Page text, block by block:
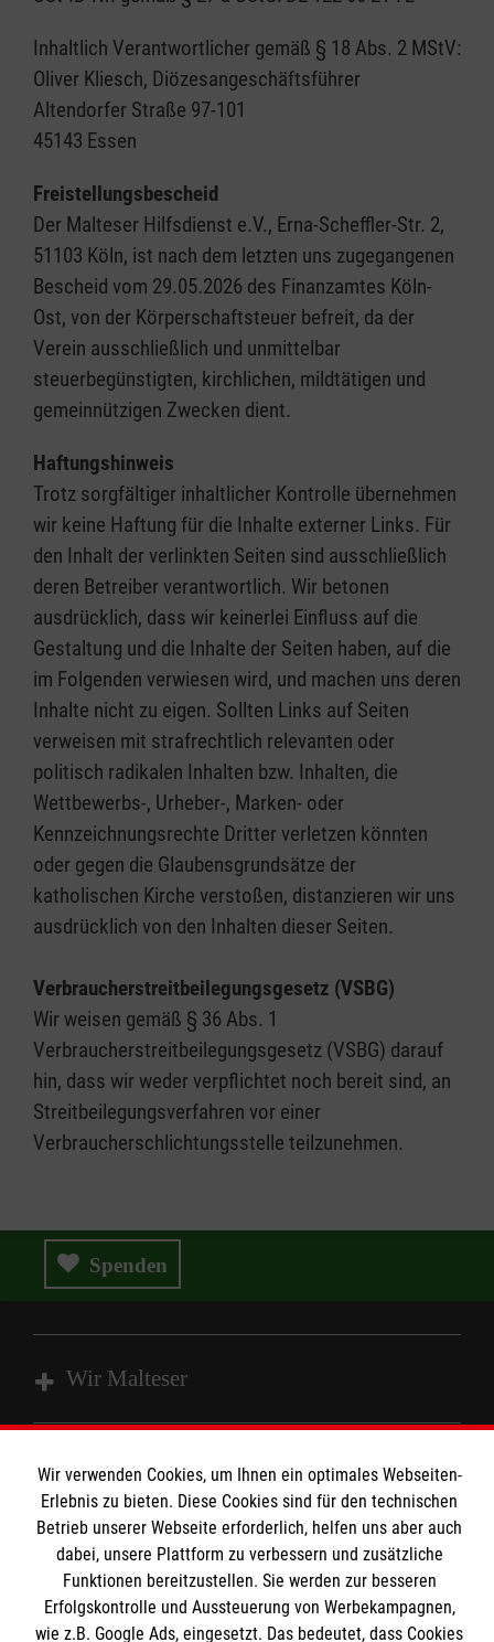
Inhaltlich Verantwortlicher gemäß § 18 Abs. 2 MStV:
Oliver Kliesch, Diözesangeschäftsführer
Altendorfer Straße 97-101
45143 Essen
Freistellungsbescheid
Der Malteser Hilfsdienst e.V., Erna-Scheffler-Str. 2,
51103 Köln, ist nach dem letzten uns zugegangenen
Bescheid vom 29.05.2026 des Finanzamtes Köln-
Ost, von der Körperschaftsteuer befreit, da der
Verein ausschließlich und unmittelbar
steuerbegünstigten, kirchlichen, mildtätigen und
gemeinnützigen Zwecken dient.
Haftungshinweis
Trotz sorgfältiger inhaltlicher Kontrolle übernehmen
wir keine Haftung für die Inhalte externer Links. Für
den Inhalt der verlinkten Seiten sind ausschließlich
deren Betreiber verantwortlich. Wir betonen
ausdrücklich, dass wir keinerlei Einfluss auf die
Gestaltung und die Inhalte der Seiten haben, auf die
im Folgenden verwiesen wird, und machen uns deren
Inhalte nicht zu eigen. Sollten Links auf Seiten
verweisen mit strafrechtlich relevanten oder
politisch radikalen Inhalten bzw. Inhalten, die
Wettbewerbs-, Urheber-, Marken- oder
Kennzeichnungsrechte Dritter verletzen könnten
oder gegen die Glaubensgrundsätze der
katholischen Kirche verstoßen, distanzieren wir uns
ausdrücklich von den Inhalten dieser Seiten.
Verbraucherstreitbeilegungsgesetz (VSBG)
Wir weisen gemäß § 36 Abs. 1
Verbraucherstreitbeilegungsgesetz (VSBG) darauf
hin, dass wir weder verpflichtet noch bereit sind, an
Streitbeilegungsverfahren vor einer
Verbraucherschlichtungsstelle teilzunehmen.
Spenden
Wir Malteser
Angebote und Leistungen
Unsere Kurse
Mitarbeiten & Stellenangebote
Wir Malteser
Informationen
Kontakt
Impressum
Malteser online
Wir verwenden Cookies, um Ihnen ein optimales Webseiten-
Erlebnis zu bieten. Diese Cookies sind für den technischen
Betrieb unserer Webseite erforderlich, helfen uns aber auch
dabei, unsere Plattform zu verbessern und zusätzliche
Funktionen bereitzustellen. Sie werden zur besseren
Erfolgskontrolle und Aussteuerung von Werbekampagnen,
wie z.B. Google Ads, eingesetzt. Das bedeutet, dass Cookies